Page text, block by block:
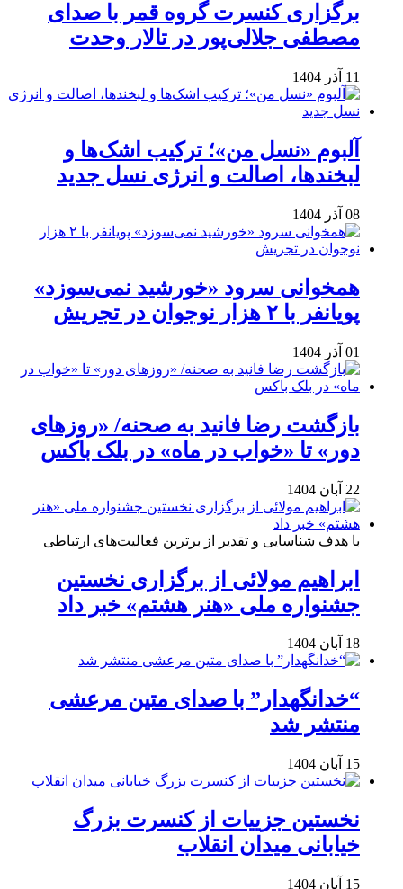
برگزاری کنسرت گروه قمر با صدای
مصطفی جلالی‌پور در تالار وحدت
11 آذر 1404
آلبوم «نسل من»؛ ترکیب اشک‌ها و
لبخندها، اصالت و انرژی نسل جدید
08 آذر 1404
همخوانی سرود «خورشید نمی‌سوزد»
پویانفر با ۲ هزار نوجوان در تجریش
01 آذر 1404
بازگشت رضا فانید به صحنه/ «روزهای
دور» تا «خواب در ماه» در بلک باکس
22 آبان 1404
با هدف شناسایی و تقدیر از برترین فعالیت‌های ارتباطی
ابراهیم مولائی از برگزاری نخستین
جشنواره ملی «هنر هشتم» خبر داد
18 آبان 1404
“خدانگهدار” با صدای متین مرعشی
منتشر شد
15 آبان 1404
نخستین جزییات از کنسرت بزرگ
خیابانی میدان انقلاب
15 آبان 1404